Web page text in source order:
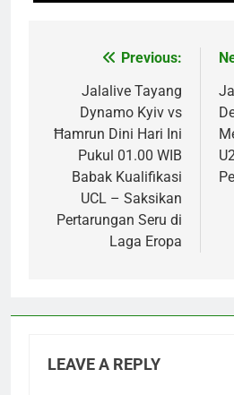
navigation
Previous:
Jalalive Tayang
Dynamo Kyiv vs
Ħamrun Dini Hari Ini
Pukul 01.00 WIB
Babak Kualifikasi
UCL – Saksikan
Pertarungan Seru di
Laga Eropa
LEAVE A REPLY